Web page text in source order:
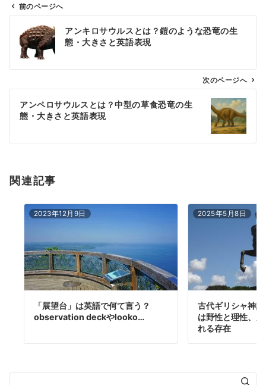
ン
前のページへ
アンキロサウルスとは？鎧のような恐竜の生
態・大きさと英語表現
次のページへ
アンペロサウルスとは？中型の草食恐竜の生
態・大きさと英語表現
関連記事
2023年12月9日
「展望台」は英語で何て言う？
observation deckやlooko…
2025年5月8日
古代ギリシャ神
は野性と理性、
れる存在